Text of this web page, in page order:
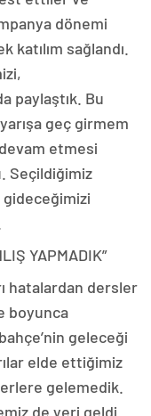
dönemi
sağlandı.
paylaştık. Bu
geç girmem
devam etmesi
Seçildiğimiz
YAPMADIK”
hatalardan dersler
boyunca
geleceği
elde ettiğimiz
gelemedik.
de yeri geldi